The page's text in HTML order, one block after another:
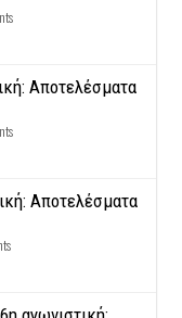
Αποτελέσματα
Αποτελέσματα